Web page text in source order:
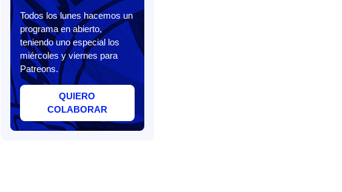
Todos los lunes hacemos un
programa en abierto,
teniendo uno especial los
miércoles y viernes para
Patreons.
QUIERO
COLABORAR